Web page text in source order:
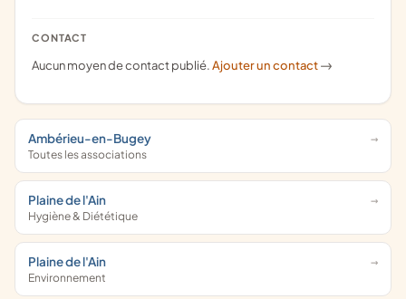
CONTACT
Aucun moyen de contact publié.Ajouter un contact ->
Ambérieu-en-Bugey
Toutes les associations
Plaine de l'Ain
Hygiène & Diététique
Plaine de l'Ain
Environnement